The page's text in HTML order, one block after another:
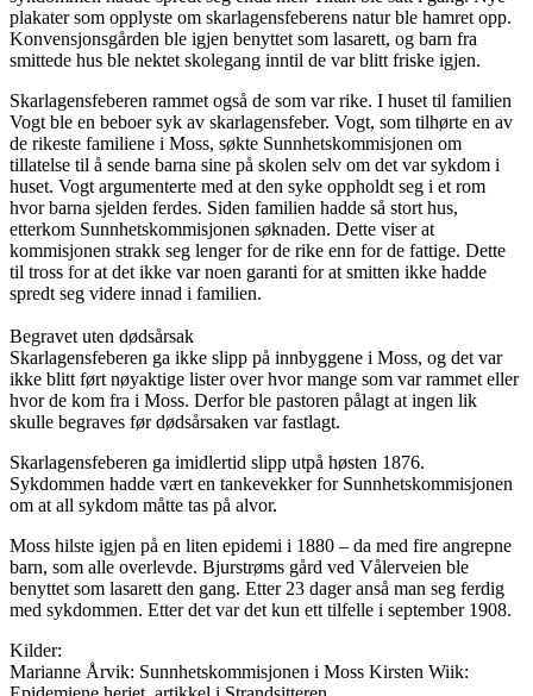
plakater som opplyste om skarlagensfeberens natur ble hamret opp.
Konvensjonsgården ble igjen benyttet som lasarett, og barn fra
smittede hus ble nektet skolegang inntil de var blitt friske igjen.
Skarlagensfeberen rammet også de som var rike. I huset til familien
Vogt ble en beboer syk av skarlagensfeber. Vogt, som tilhørte en av
de rikeste familiene i Moss, søkte Sunnhetskommisjonen om
tillatelse til å sende barna sine på skolen selv om det var sykdom i
huset. Vogt argumenterte med at den syke oppholdt seg i et rom
hvor barna sjelden ferdes. Siden familien hadde så stort hus,
etterkom Sunnhetskommisjonen søknaden. Dette viser at
kommisjonen strakk seg lenger for de rike enn for de fattige. Dette
til tross for at det ikke var noen garanti for at smitten ikke hadde
spredt seg videre innad i familien.
Begravet uten dødsårsak
Skarlagensfeberen ga ikke slipp på innbyggene i Moss, og det var
ikke blitt ført nøyaktige lister over hvor mange som var rammet eller
hvor de kom fra i Moss. Derfor ble pastoren pålagt at ingen lik
skulle begraves før dødsårsaken var fastlagt.
Skarlagensfeberen ga imidlertid slipp utpå høsten 1876.
Sykdommen hadde vært en tankevekker for Sunnhetskommisjonen
om at all sykdom måtte tas på alvor.
Moss hilste igjen på en liten epidemi i 1880 – da med fire angrepne
barn, som alle overlevde. Bjurstrøms gård ved Vålerveien ble
benyttet som lasarett den gang. Etter 23 dager anså man seg ferdig
med sykdommen. Etter det var det kun ett tilfelle i september 1908.
Kilder:
Marianne Årvik: Sunnhetskommisjonen i Moss Kirsten Wiik: